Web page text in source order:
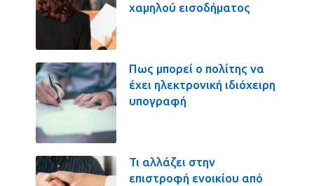
χαμηλού εισοδήματος
Πως μπορεί ο πολίτης να
έχει ηλεκτρονική ιδιόχειρη
υπογραφή
Τι αλλάζει στην
επιστροφή ενοικίου από